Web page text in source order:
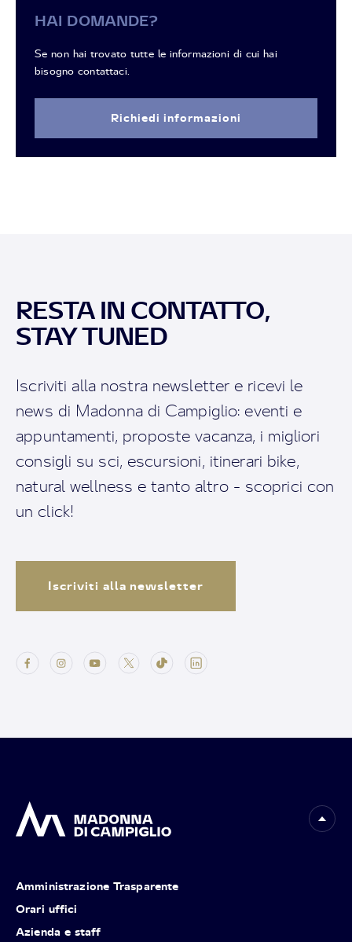
HAI DOMANDE?
Se non hai trovato tutte le informazioni di cui hai
bisogno contattaci.
Richiedi informazioni
RESTA IN CONTATTO,
STAY TUNED
Iscriviti alla nostra newsletter e ricevi le
news di Madonna di Campiglio: eventi e
appuntamenti, proposte vacanza, i migliori
consigli su sci, escursioni, itinerari bike,
natural wellness e tanto altro - scoprici con
un click!
Iscriviti alla newsletter
Amministrazione Trasparente
Orari uffici
Azienda e staff